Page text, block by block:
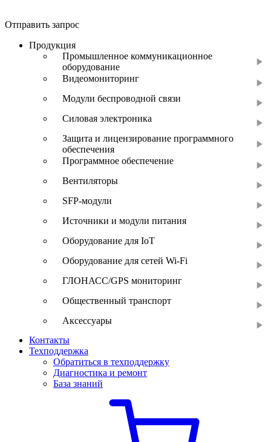
Отправить запрос
Продукция
Промышленное коммуникационное
оборудование
Видеомониторинг
Модули беспроводной связи
Силовая электроника
Защита и лицензирование программного
обеспечения
Программное обеспечение
Вентиляторы
SFP-модули
Источники и модули питания
Оборудование для IoT
Оборудование для сетей Wi-Fi
ГЛОНАСС/GPS мониторинг
Общественный транспорт
Аксессуары
Контакты
Техподдержка
Обратиться в техподдержку
Диагностика и ремонт
База знаний